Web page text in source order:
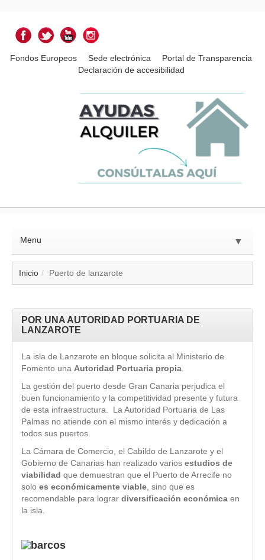
Fondos Europeos Sede electrónica
Portal de Transparencia
Declaración de accesibilidad
Menu ▼
Inicio Puerto de lanzarote
POR UNA AUTORIDAD PORTUARIA DE
LANZAROTE
La isla de Lanzarote en bloque solicita al Ministerio de
Fomento una Autoridad Portuaria propia
La gestión del puerto desde Gran Canaria perjudica el
buen funcionamiento y la competitividad presente y futura
de esta infraestructura. La Autoridad Portuaria de Las
Palmas no atiende con el mismo interés y dedicación a
todos sus puertos.
La Cámara de Comercio, el Cabildo de Lanzarote y el
Gobierno de Canarias han realizado varios estudios de
viabilidad que demuestran que el Puerto de Arrecife no
solo es económicamente viable , sino que es
recomendable para lograr diversificación económica en
la isla.